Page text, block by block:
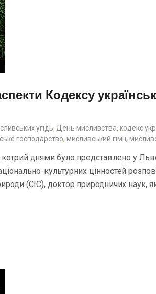
Кодексу
угідь, День мисливства, кодекс
господарство, мисливський гімн,
днями було представлено у
культурних цінностей
(СІС), доктор природничих